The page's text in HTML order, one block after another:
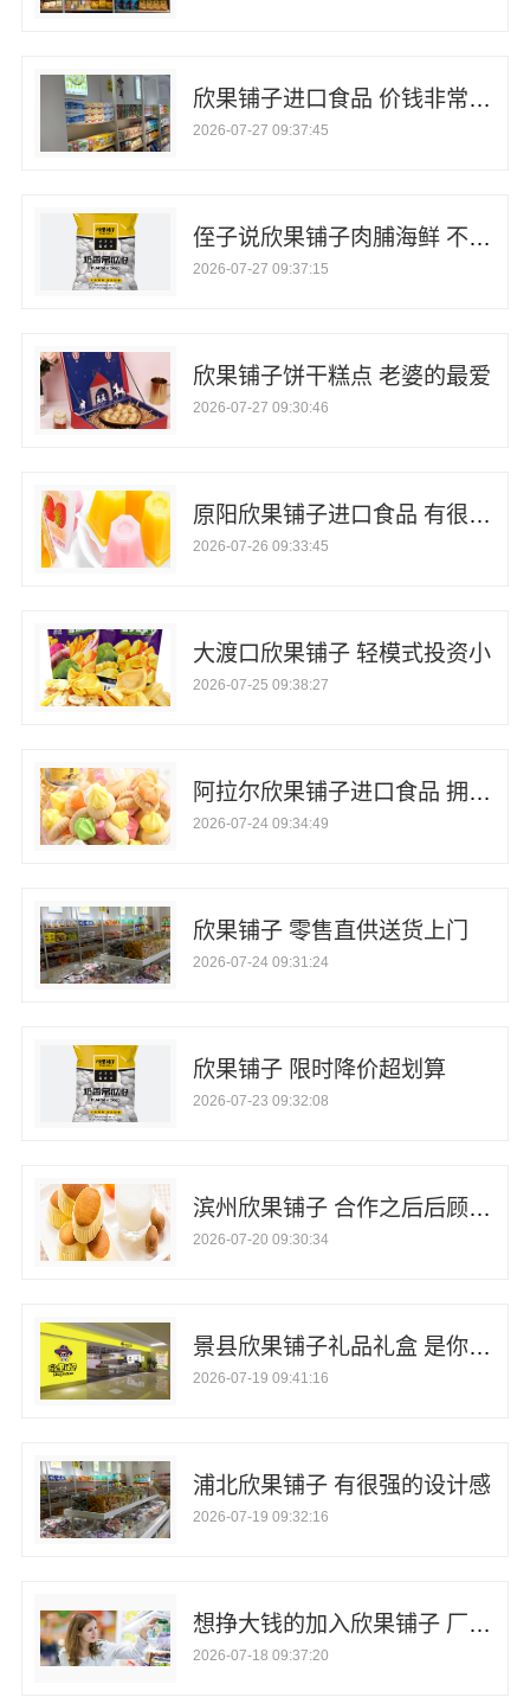
欣果铺子进口食品 价钱非常合理
2026-07-27 09:37:45
侄子说欣果铺子肉脯海鲜 不要等到错过才后悔
2026-07-27 09:37:15
欣果铺子饼干糕点 老婆的最爱
2026-07-27 09:30:46
原阳欣果铺子进口食品 有很多的消费者关注
2026-07-26 09:33:45
大渡口欣果铺子 轻模式投资小
2026-07-25 09:38:27
阿拉尔欣果铺子进口食品 拥有先进的设计理念
2026-07-24 09:34:49
欣果铺子 零售直供送货上门
2026-07-24 09:31:24
欣果铺子 限时降价超划算
2026-07-23 09:32:08
滨州欣果铺子 合作之后后顾无忧
2026-07-20 09:30:34
景县欣果铺子礼品礼盒 是你的能量站
2026-07-19 09:41:16
浦北欣果铺子 有很强的设计感
2026-07-19 09:32:16
想挣大钱的加入欣果铺子 厂家直供价格低
2026-07-18 09:37:20